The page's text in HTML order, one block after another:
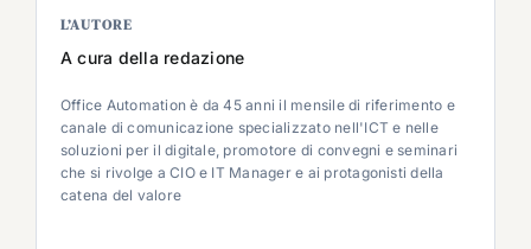
L’AUTORE
A cura della redazione
Office Automation è da 45 anni il mensile di riferimento e
canale di comunicazione specializzato nell'ICT e nelle
soluzioni per il digitale, promotore di convegni e seminari
che si rivolge a CIO e IT Manager e ai protagonisti della
catena del valore